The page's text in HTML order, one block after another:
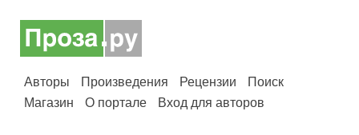
Авторы Произведения Рецензии
Поиск
Магазин
О портале Вход для авторов